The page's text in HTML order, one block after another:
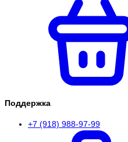
Поддержка
+7 (918) 988-97-99